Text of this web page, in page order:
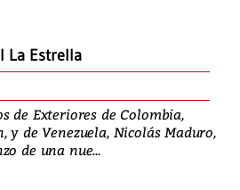
La Estrella
de Exteriores de Colombia,
y de Venezuela, Nicolás Maduro,
de una nue...